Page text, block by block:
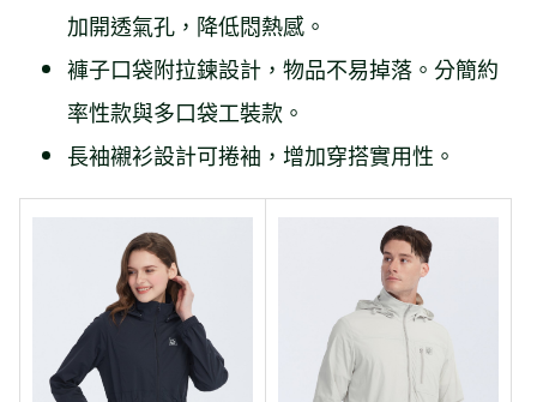
加開透氣孔，降低悶熱感。
褲子口袋附拉鍊設計，物品不易掉落。分簡約
率性款與多口袋工裝款。
長袖襯衫設計可捲袖，增加穿搭實用性。